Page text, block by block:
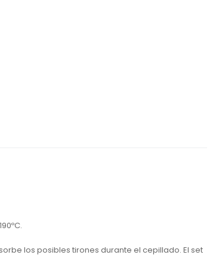
los posibles tirones durante el cepillado. El set